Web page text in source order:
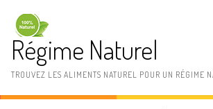
Régime Naturel
TROUVEZ LES ALIMENTS NATUREL POUR UN RÉGIME